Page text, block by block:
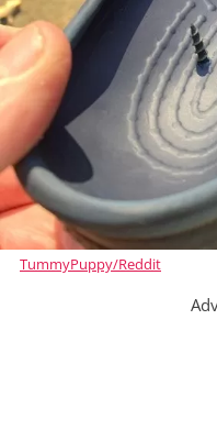
TummyPuppy/Reddit